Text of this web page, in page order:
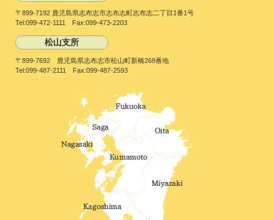
〒899-7192 鹿児島県志布志市志布志町志布志二丁目1番1号
Tel:099-472-1111 Fax:099-473-2203
松山支所
〒899-7692 鹿児島県志布志市松山町新橋268番地
Tel:099-487-2111 Fax:099-487-2593